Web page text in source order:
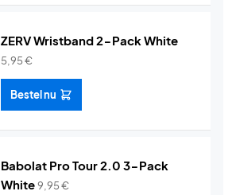
ZERV Wristband 2-Pack White
5,95€
Bestel nu
Babolat Pro Tour 2.0 3-Pack
White9,95€